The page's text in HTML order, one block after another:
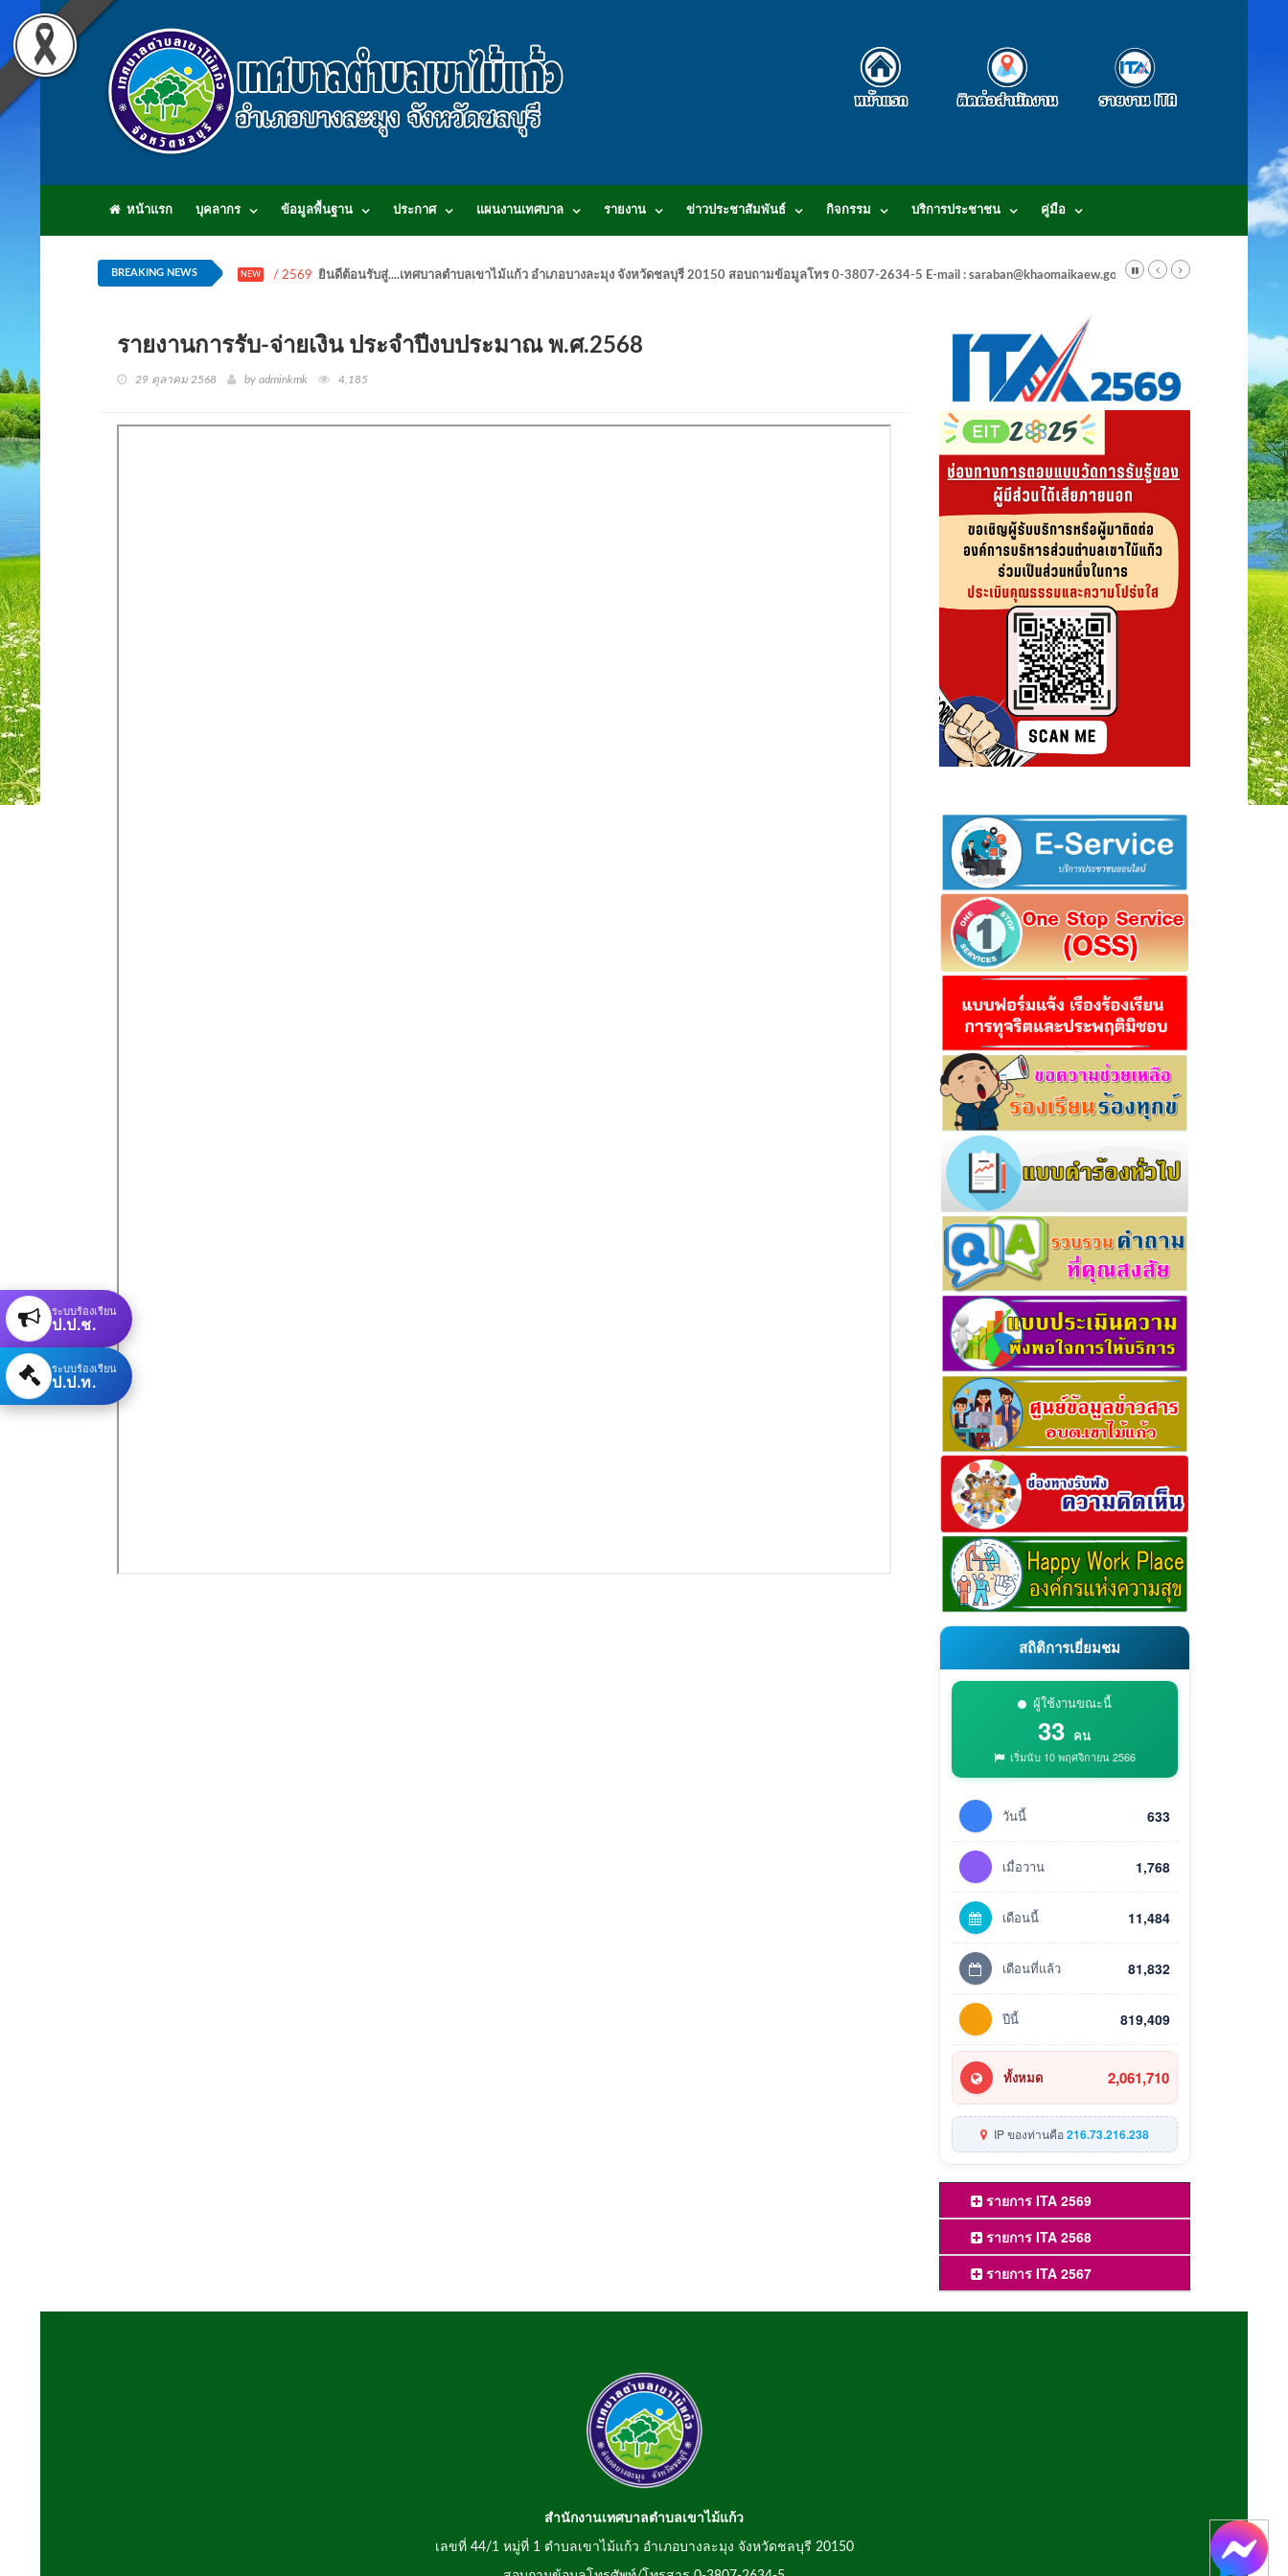
หน้าแรก บุคลากร ข้อมูลพื้นฐาน ประกาศ แผนงานเทศบาล รายงาน ข่าวประชาสัมพันธ์ กิจกรรม บริการประชาชน คู่มือ
BREAKING NEWS NEW / 2569 ยินดีต้อนรับสู่....เทศบาลตำบลเขาไม้แก้ว อำเภอบางละมุง จังหวัดชลบุรี 20150 สอบถามข้อมูลโทร 0-3807-2634-5 E-mail : saraban@khaomaikaew.go.th
รายงานการรับ-จ่ายเงิน ประจำปีงบประมาณ พ.ศ.2568
29 ตุลาคม 2568 by adminkmk 4,185
สถิติการเยี่ยมชม
ผู้ใช้งานขณะนี้
33 คน
เริ่มนับ 10 พฤศจิกายน 2566
วันนี้ 633
เมื่อวาน 1,768
เดือนนี้ 11,484
เดือนที่แล้ว 81,832
ปีนี้ 819,409
ทั้งหมด 2,061,710
IP ของท่านคือ216.73.216.238
รายการ ITA 2569
รายการ ITA 2568
รายการ ITA 2567
ระบบร้องเรียน
ป.ป.ช.
ระบบร้องเรียน
ป.ป.ท.
สำนักงานเทศบาลตำบลเขาไม้แก้ว
เลขที่ 44/1 หมู่ที่ 1 ตำบลเขาไม้แก้ว อำเภอบางละมุง จังหวัดชลบุรี 20150